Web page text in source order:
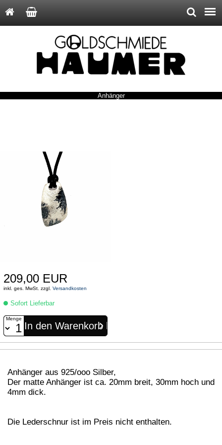
Anhänger
209,00 EUR
inkl. ges. MwSt. zzgl. Versandkosten
Sofort Lieferbar
Menge
Anhänger aus 925/ooo Silber,
Der matte Anhänger ist ca. 20mm breit, 30mm hoch und
4mm dick.
Die Lederschnur ist im Preis nicht enthalten.